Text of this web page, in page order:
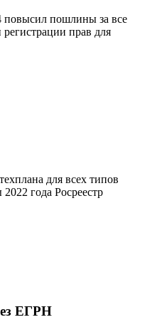
пошлины за все
регистрации прав для
для всех типов
года Росреестр
ЕГРН